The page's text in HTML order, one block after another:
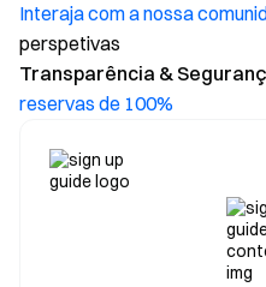
Interaja com a nossa
perspetivas
Transparência &
reservas de 100%